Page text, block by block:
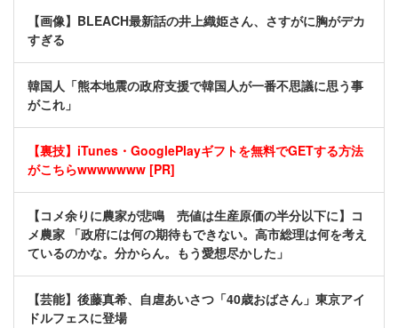
【画像】BLEACH最新話の井上織姫さん、さすがに胸がデカ
すぎる
韓国人「熊本地震の政府支援で韓国人が一番不思議に思う事
がこれ」
【裏技】iTunes・GooglePlayギフトを無料でGETする方法
がこちらwwwwwww [PR]
【コメ余りに農家が悲鳴 売値は生産原価の半分以下に】コ
メ農家 「政府には何の期待もできない。高市総理は何を考え
ているのかな。分からん。もう愛想尽かした」
【芸能】後藤真希、自虐あいさつ「40歳おばさん」東京アイ
ドルフェスに登場